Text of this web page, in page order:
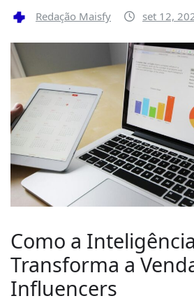
Redação Maisfy set 12,
Como a
Transforma a
Influencers